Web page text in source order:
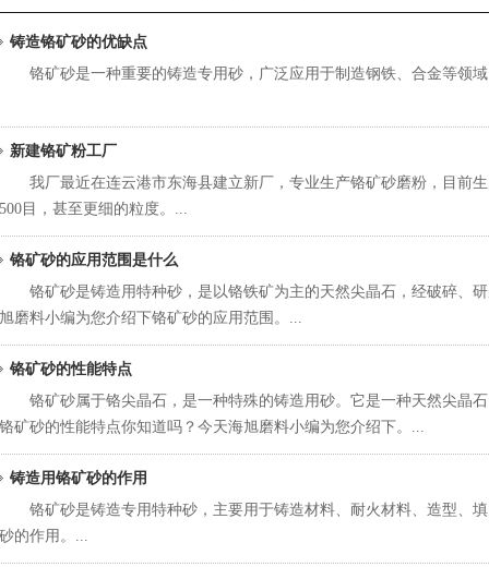
铸造铬矿砂的优缺点
铬矿砂是一种重要的铸造专用砂，广泛应用于制造钢铁、合金等领域
新建铬矿粉工厂
我厂最近在连云港市东海县建立新厂，专业生产铬矿砂磨粉，目前生
500目，甚至更细的粒度。...
铬矿砂的应用范围是什么
铬矿砂是铸造用特种砂，是以铬铁矿为主的天然尖晶石，经破碎、研
旭磨料小编为您介绍下铬矿砂的应用范围。...
铬矿砂的性能特点
铬矿砂属于铬尖晶石，是一种特殊的铸造用砂。它是一种天然尖晶石
铬矿砂的性能特点你知道吗？今天海旭磨料小编为您介绍下。...
铸造用铬矿砂的作用
铬矿砂是铸造专用特种砂，主要用于铸造材料、耐火材料、造型、填
砂的作用。...